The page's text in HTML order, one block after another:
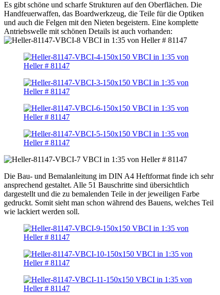
Es gibt schöne und scharfe Strukturen auf den Oberflächen. Die
Handfeuerwaffen, das Boardwerkzeug, die Teile für die Optiken
und auch die Felgen mit den Nieten begeistern. Eine komplette
Antriebswelle mit schönen Details ist auch vorhanden:
Die Bau- und Bemalanleitung im DIN A4 Heftformat finde ich sehr
ansprechend gestaltet. Alle 51 Bauschritte sind übersichtlich
dargestellt und die zu bemalenden Teile in der jeweiligen Farbe
gedruckt. Somit sieht man schon während des Bauens, welches Teil
wie lackiert werden soll.